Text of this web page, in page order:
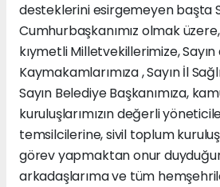
desteklerini esirgemeyen başta
Cumhurbaşkanımız olmak
kıymetli Milletvekillerimize,
Kaymakamlarımıza , Sayın İl
Sayın Belediye Başkanımıza,
kuruluşlarımızın değerli
temsilcilerine, sivil toplum
görev yapmaktan onur
arkadaşlarıma ve tüm